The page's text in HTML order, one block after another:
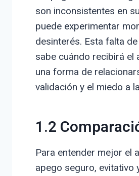
son inconsistentes en
puede experimentar
desinterés. Esta falta
sabe cuándo recibirá el
una forma de
validación y el miedo a
1.2
Para entender mejor el
apego seguro, evitativo